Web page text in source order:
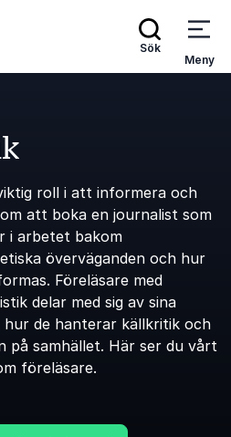
Sök
Meny
roll i att informera och
att boka en journalist som
i arbetet bakom
överväganden och hur
Föreläsare med
delar med sig av sina
de hanterar källkritik och
på samhället. Här ser du vårt
föreläsare.